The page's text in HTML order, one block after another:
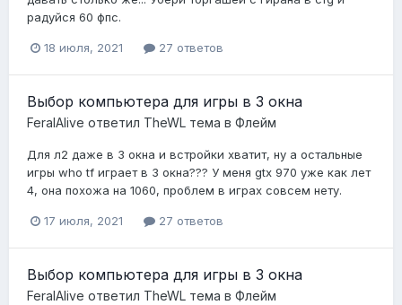
радуйся 60 фпс.
18 июля, 2021 27 ответов
Выбор компьютера для игры в 3 окна
FeralAlive ответил TheWL тема в Флейм
Для л2 даже в 3 окна и встройки хватит, ну а остальные
игры who tf играет в 3 окна??? У меня gtx 970 уже как лет
4, она похожа на 1060, проблем в играх совсем нету.
17 июля, 2021 27 ответов
Выбор компьютера для игры в 3 окна
FeralAlive ответил TheWL тема в Флейм